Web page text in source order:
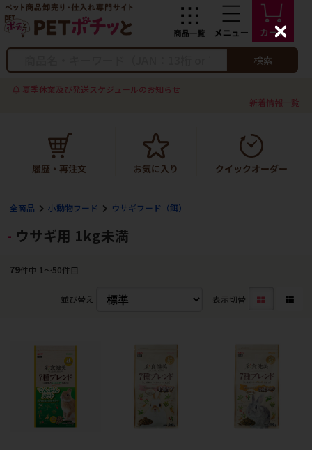
検索
夏季休業及び発送スケジュールのお知らせ
新着情報一覧
全商品 小動物フード ウサギフード（餌）
ウサギ用 1kg未満
79件中 1〜50件目
並び替え 表示切替
C
l
s